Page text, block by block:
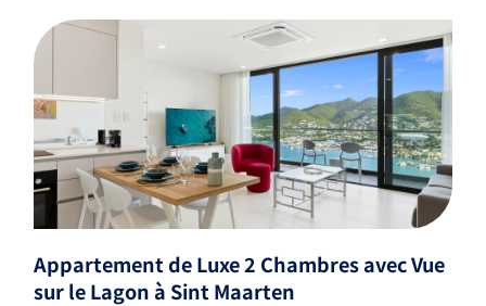
Appartement de Luxe 2 Chambres avec Vue
sur le Lagon à Sint Maarten